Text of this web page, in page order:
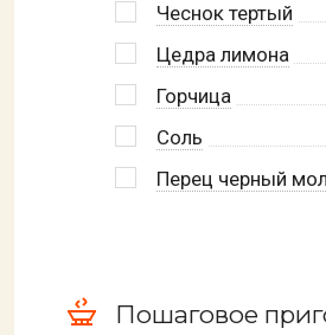
Чеснок тертый
Цедра лимона
Горчица
Соль
Перец черный
Пошаговое